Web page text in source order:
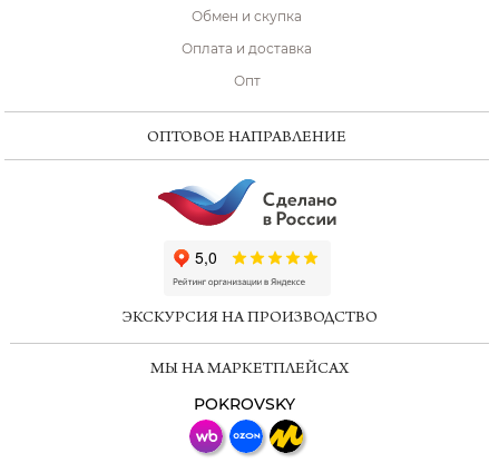
Обмен и скупка
Оплата и доставка
Опт
ОПТОВОЕ НАПРАВЛЕНИЕ
ЭКСКУРСИЯ НА ПРОИЗВОДСТВО
МЫ НА МАРКЕТПЛЕЙСАХ
POKROVSKY